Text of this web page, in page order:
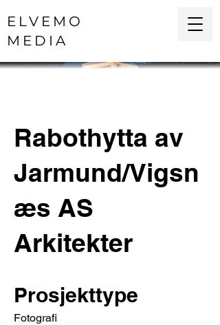
ELVEMO
MEDIA
Rabothytta av
Jarmund/Vigsn
æs AS
Arkitekter
Prosjekttype
Fotografi